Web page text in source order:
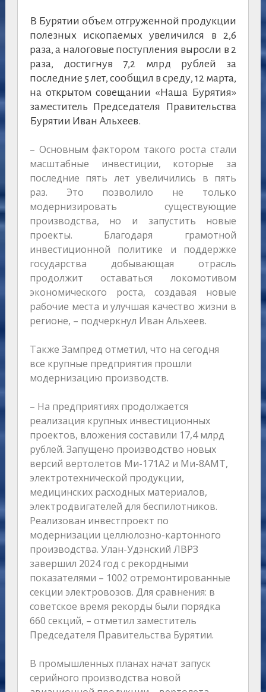
В Бурятии объем отгруженной продукции
полезных ископаемых увеличился в 2,6
раза, а налоговые поступления выросли в 2
раза, достигнув 7,2 млрд рублей за
последние 5 лет, сообщил в среду, 12 марта,
на открытом совещании «Наша Бурятия»
заместитель Председателя Правительства
Бурятии Иван Альхеев.
– Основным фактором такого роста стали
масштабные инвестиции, которые за
последние пять лет увеличились в пять
раз. Это позволило не только
модернизировать существующие
производства, но и запустить новые
проекты. Благодаря грамотной
инвестиционной политике и поддержке
государства добывающая отрасль
продолжит оставаться локомотивом
экономического роста, создавая новые
рабочие места и улучшая качество жизни в
регионе, – подчеркнул Иван Альхеев.
Также Зампред отметил, что на сегодня
все крупные предприятия прошли
модернизацию производств.
– На предприятиях продолжается
реализация крупных инвестиционных
проектов, вложения составили 17,4 млрд
рублей. Запущено производство новых
версий вертолетов Ми-171А2 и Ми-8АМТ,
электротехнической продукции,
медицинских расходных материалов,
электродвигателей для беспилотников.
Реализован инвестпроект по
модернизации целлюлозно-картонного
производства. Улан-Удэнский ЛВРЗ
завершил 2024 год с рекордными
показателями – 1002 отремонтированные
секции электровозов. Для сравнения: в
советское время рекорды были порядка
660 секций, – отметил заместитель
Председателя Правительства Бурятии.
В промышленных планах начат запуск
серийного производства новой